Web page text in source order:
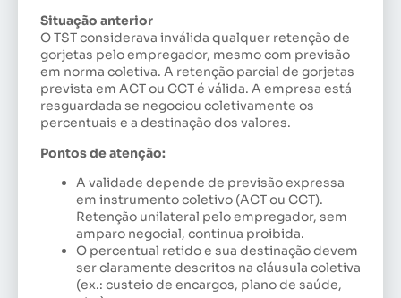
Situação anterior
O TST considerava inválida qualquer retenção de
gorjetas pelo empregador, mesmo com previsão
em norma coletiva. A retenção parcial de gorjetas
prevista em ACT ou CCT é válida. A empresa está
resguardada se negociou coletivamente os
percentuais e a destinação dos valores.
Pontos de atenção:
A validade depende de previsão expressa
em instrumento coletivo (ACT ou CCT).
Retenção unilateral pelo empregador, sem
amparo negocial, continua proibida.
O percentual retido e sua destinação devem
ser claramente descritos na cláusula coletiva
(ex.: custeio de encargos, plano de saúde,